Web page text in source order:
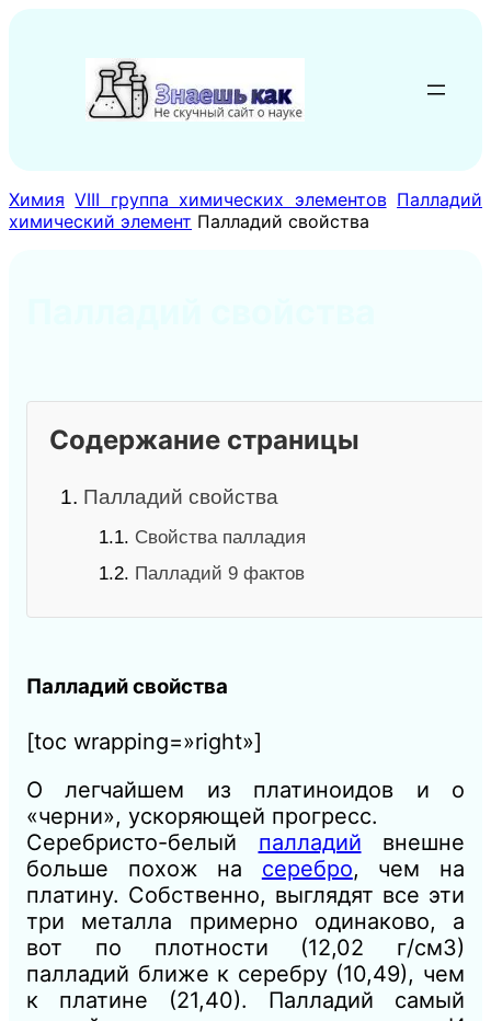
содержимому
Химия VIII группа химических элементов Палладий
химический элемент Палладий свойства
Содержание страницы
1. Палладий свойства
1.1. Свойства палладия
1.2. Палладий 9 фактов
Палладий свойства
[toc wrapping=»right»]
О легчайшем из платиноидов и о
«черни», ускоряющей прогресс.
Серебристо-белый палладий внешне
больше похож на серебро, чем на
платину. Собственно, выглядят все эти
три металла примерно одинаково, а
вот по плотности (12,02 г/см3)
палладий ближе к серебру (10,49), чем
к платине (21,40). Палладий самый